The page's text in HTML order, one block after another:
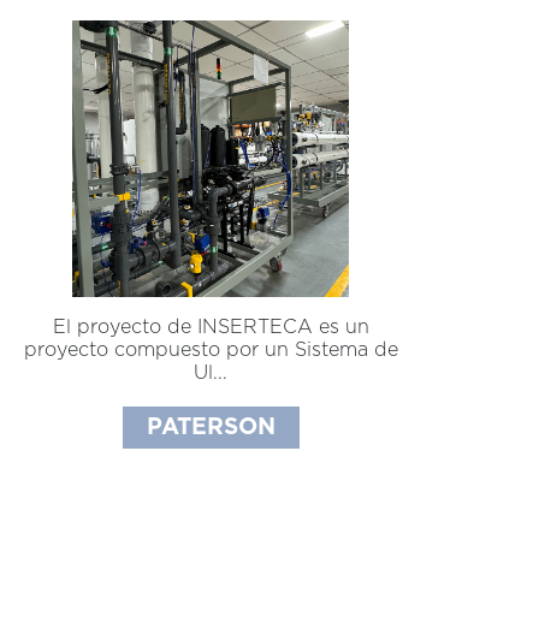
El proyecto de INSERTECA es un
proyecto compuesto por un Sistema de
Ul...
PATERSON